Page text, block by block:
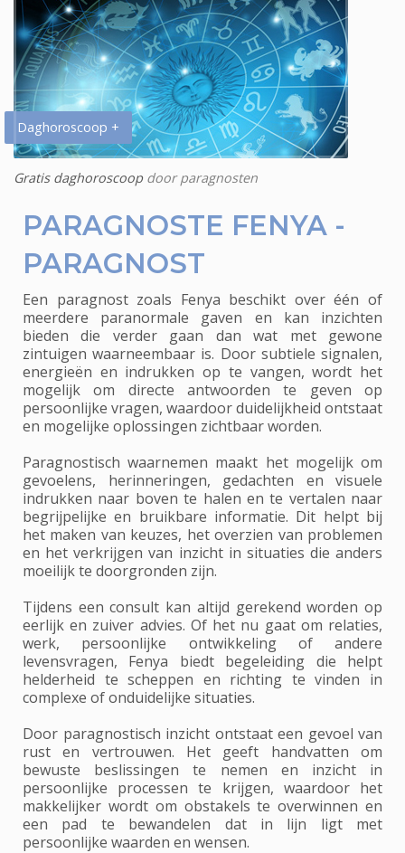
Daghoroscoop +
Gratis daghoroscoopdoor paragnosten
PARAGNOSTE FENYA -
PARAGNOST
Een paragnost zoals Fenya beschikt over één of
meerdere paranormale gaven en kan inzichten
bieden die verder gaan dan wat met gewone
zintuigen waarneembaar is. Door subtiele signalen,
energieën en indrukken op te vangen, wordt het
mogelijk om directe antwoorden te geven op
persoonlijke vragen, waardoor duidelijkheid ontstaat
en mogelijke oplossingen zichtbaar worden.
Paragnostisch waarnemen maakt het mogelijk om
gevoelens, herinneringen, gedachten en visuele
indrukken naar boven te halen en te vertalen naar
begrijpelijke en bruikbare informatie. Dit helpt bij
het maken van keuzes, het overzien van problemen
en het verkrijgen van inzicht in situaties die anders
moeilijk te doorgronden zijn.
Tijdens een consult kan altijd gerekend worden op
eerlijk en zuiver advies. Of het nu gaat om relaties,
werk, persoonlijke ontwikkeling of andere
levensvragen, Fenya biedt begeleiding die helpt
helderheid te scheppen en richting te vinden in
complexe of onduidelijke situaties.
Door paragnostisch inzicht ontstaat een gevoel van
rust en vertrouwen. Het geeft handvatten om
bewuste beslissingen te nemen en inzicht in
persoonlijke processen te krijgen, waardoor het
makkelijker wordt om obstakels te overwinnen en
een pad te bewandelen dat in lijn ligt met
persoonlijke waarden en wensen.